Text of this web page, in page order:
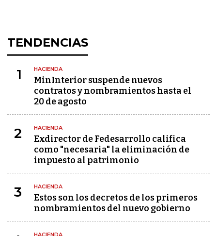
TENDENCIAS
1 HACIENDA
MinInterior suspende nuevos
contratos y nombramientos hasta el
20 de agosto
2 HACIENDA
Exdirector de Fedesarrollo califica
como "necesaria" la eliminación de
impuesto al patrimonio
3 HACIENDA
Estos son los decretos de los primeros
nombramientos del nuevo gobierno
HACIENDA